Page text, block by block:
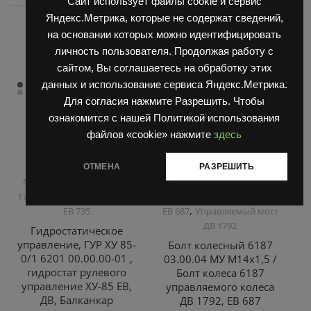
Яндекс.Метрика, которые не содержат сведений,
на основании которых можно идентифицировать
личность пользователя. Продолжая работу с
сайтом, Вы соглашаетесь на обработку этих
данных и использование сервиса Яндекс.Метрика.
Для согласия нажмите Разрешить. Чтобы
ознакомится с нашей Политикой использования
файлов «cookie» нажмите здесь
ОТМЕНА РАЗРЕШИТЬ
Запчасти Балканкар
Погрузчик ДВ 1792, 1788,
1794, 1784, 1786
ЕВ 735
Гидростатическое
управление, ГУР ХУ 85-
0/1 6201 00.00.00-01 ,
гидростат рулевого
управление ХУ-85 ЕВ,
ДВ, Балканкар
Запчасти Балканкар
Погрузчик ДВ 1792, 1788,
ЕВ 687, Управляемый мост
ДВ 1792
Болт колесный 6187
03.00.04 МУ М14х1,5 /
Болт колеса 6187
управляемого колеса
ДВ 1792, ЕВ 687